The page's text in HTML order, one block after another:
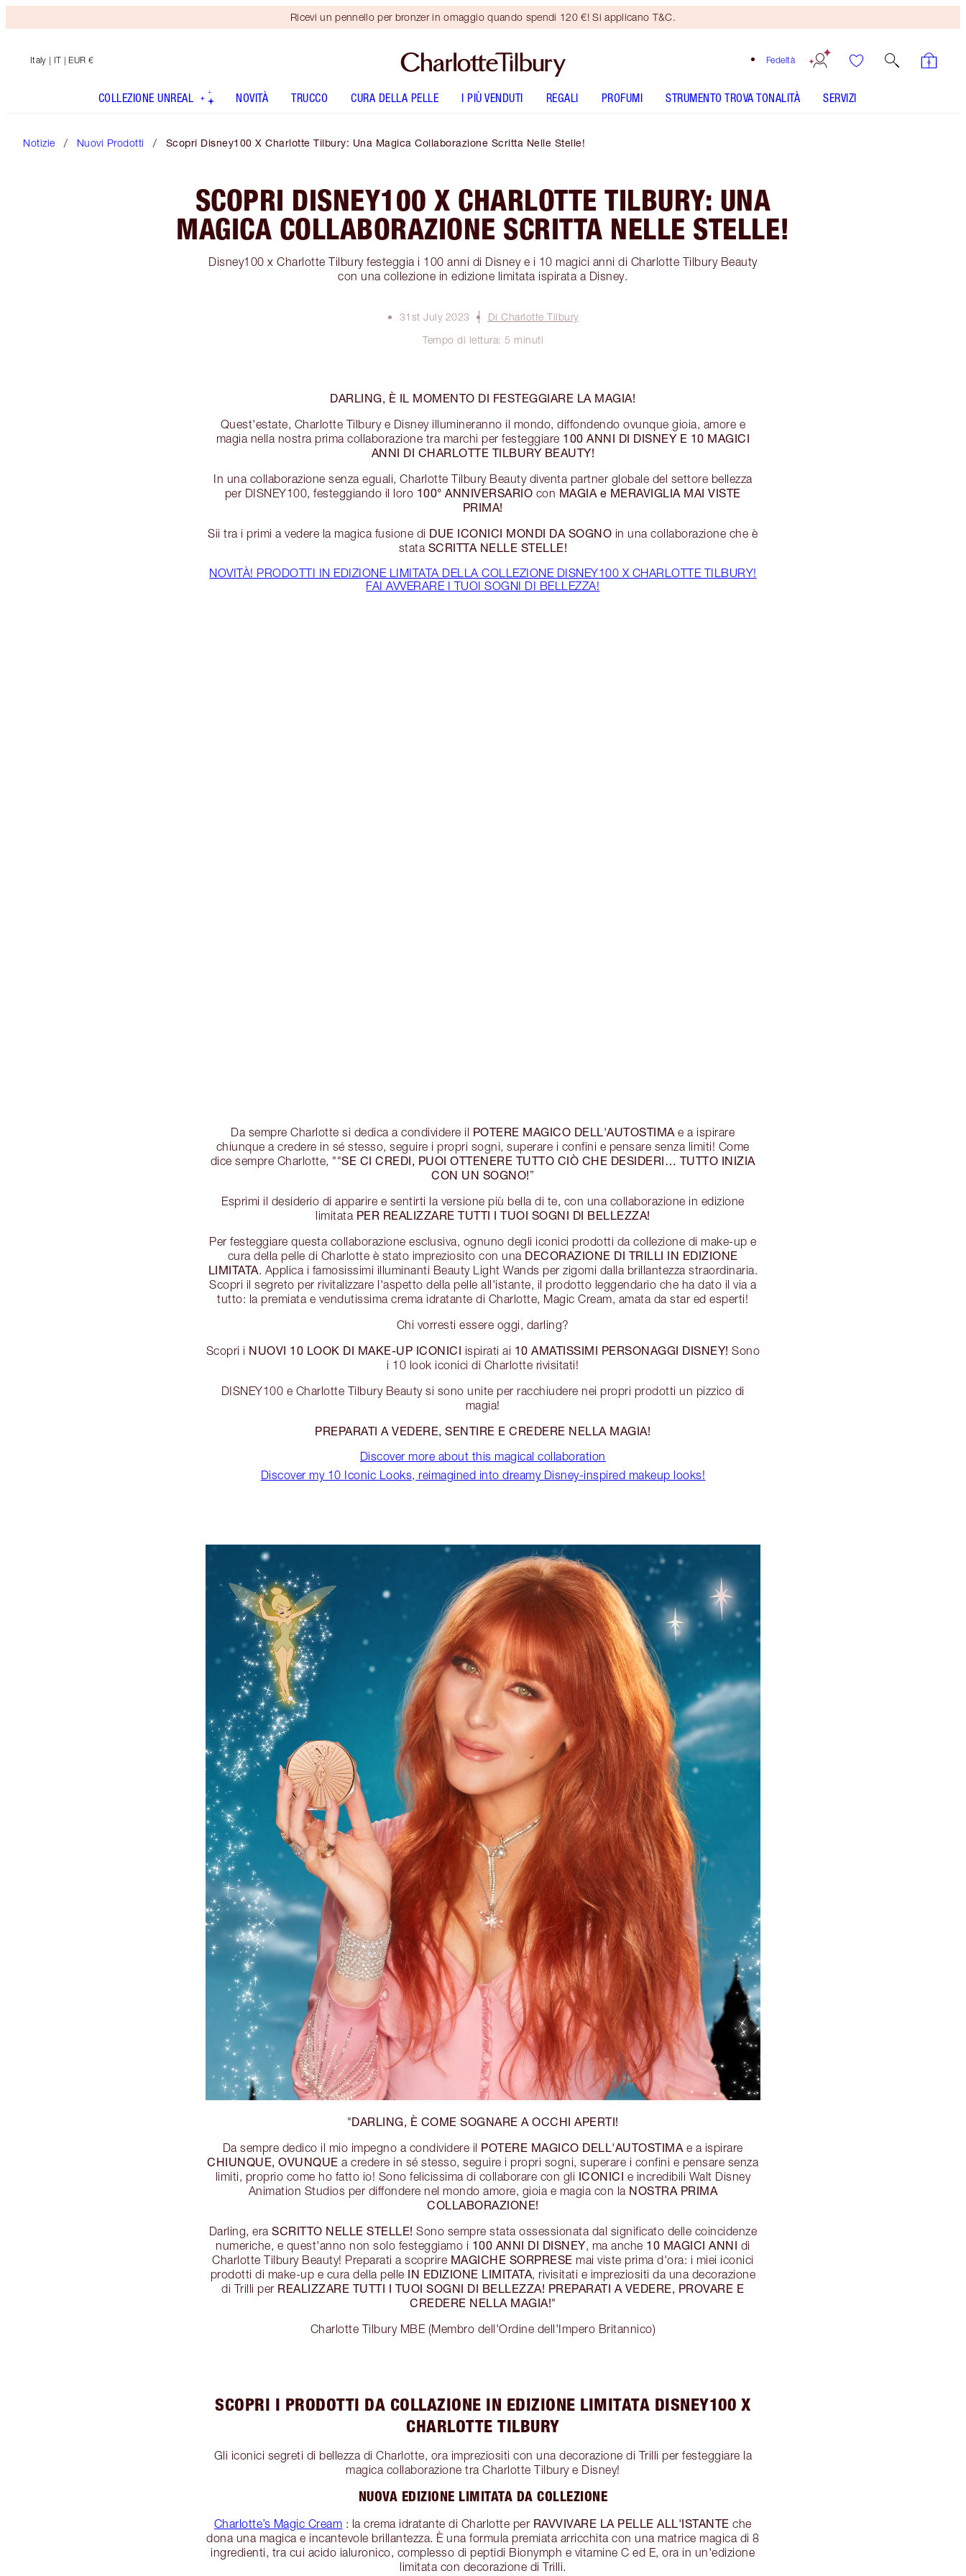
Ricevi un pennello per bronzer in omaggio quando spendi 120 €! Si applicano T&C.
Fedeltà
Italy | IT | EUR €
COLLEZIONE UNREAL NOVITÀ TRUCCO CURA DELLA PELLE I PIÙ VENDUTI REGALI PROFUMI STRUMENTO TROVA TONALITÀ SERVIZI
Notizie Nuovi Prodotti Scopri Disney100 X Charlotte Tilbury: Una Magica Collaborazione Scritta Nelle Stelle!
SCOPRI DISNEY100 X CHARLOTTE TILBURY: UNA
MAGICA COLLABORAZIONE SCRITTA NELLE STELLE!
Disney100 x Charlotte Tilbury festeggia i 100 anni di Disney e i 10 magici anni di Charlotte Tilbury Beauty
con una collezione in edizione limitata ispirata a Disney.
31st July 2023
Di Charlotte Tilbury
Tempo di lettura: 5 minuti
DARLING, È IL MOMENTO DI FESTEGGIARE LA MAGIA!
Quest'estate, Charlotte Tilbury e Disney illumineranno il mondo, diffondendo ovunque gioia, amore e
magia nella nostra prima collaborazione tra marchi per festeggiare 100 ANNI DI DISNEY E 10 MAGICI
ANNI DI CHARLOTTE TILBURY BEAUTY!
In una collaborazione senza eguali, Charlotte Tilbury Beauty diventa partner globale del settore bellezza
per DISNEY100, festeggiando il loro 100° ANNIVERSARIO con MAGIA e MERAVIGLIA MAI VISTE
PRIMA!
Sii tra i primi a vedere la magica fusione di DUE ICONICI MONDI DA SOGNO in una collaborazione che è
stata SCRITTA NELLE STELLE!
NOVITÀ! PRODOTTI IN EDIZIONE LIMITATA DELLA COLLEZIONE DISNEY100 X CHARLOTTE TILBURY!
FAI AVVERARE I TUOI SOGNI DI BELLEZZA!
Da sempre Charlotte si dedica a condividere il POTERE MAGICO DELL'AUTOSTIMA e a ispirare
chiunque a credere in sé stesso, seguire i propri sogni, superare i confini e pensare senza limiti! Come
dice sempre Charlotte, ""SE CI CREDI, PUOI OTTENERE TUTTO CIÒ CHE DESIDERI… TUTTO INIZIA
CON UN SOGNO!”
Esprimi il desiderio di apparire e sentirti la versione più bella di te, con una collaborazione in edizione
limitata PER REALIZZARE TUTTI I TUOI SOGNI DI BELLEZZA!
Per festeggiare questa collaborazione esclusiva, ognuno degli iconici prodotti da collezione di make-up e
cura della pelle di Charlotte è stato impreziosito con una DECORAZIONE DI TRILLI IN EDIZIONE
LIMITATA. Applica i famosissimi illuminanti Beauty Light Wands per zigomi dalla brillantezza straordinaria.
Scopri il segreto per rivitalizzare l'aspetto della pelle all'istante, il prodotto leggendario che ha dato il via a
tutto: la premiata e vendutissima crema idratante di Charlotte, Magic Cream, amata da star ed esperti!
Chi vorresti essere oggi, darling?
Scopri i NUOVI 10 LOOK DI MAKE-UP ICONICI ispirati ai 10 AMATISSIMI PERSONAGGI DISNEY! Sono
i 10 look iconici di Charlotte rivisitati!
DISNEY100 e Charlotte Tilbury Beauty si sono unite per racchiudere nei propri prodotti un pizzico di
magia!
PREPARATI A VEDERE, SENTIRE E CREDERE NELLA MAGIA!
Discover more about this magical collaboration
Discover my 10 Iconic Looks, reimagined into dreamy Disney-inspired makeup looks!
"DARLING, È COME SOGNARE A OCCHI APERTI!
Da sempre dedico il mio impegno a condividere il POTERE MAGICO DELL'AUTOSTIMA e a ispirare
CHIUNQUE, OVUNQUE a credere in sé stesso, seguire i propri sogni, superare i confini e pensare senza
limiti, proprio come ho fatto io! Sono felicissima di collaborare con gli ICONICI e incredibili Walt Disney
Animation Studios per diffondere nel mondo amore, gioia e magia con la NOSTRA PRIMA
COLLABORAZIONE!
Darling, eraSCRITTO NELLE STELLE! Sono sempre stata ossessionata dal significato delle coincidenze
numeriche, e quest'anno non solo festeggiamo i 100 ANNI DI DISNEY, ma anche 10 MAGICI ANNI di
Charlotte Tilbury Beauty! Preparati a scoprire MAGICHE SORPRESE mai viste prima d'ora: i miei iconici
prodotti di make-up e cura della pelle IN EDIZIONE LIMITATA, rivisitati e impreziositi da una decorazione
di Trilli per REALIZZARE TUTTI I TUOI SOGNI DI BELLEZZA! PREPARATI A VEDERE, PROVARE E
CREDERE NELLA MAGIA!"
Charlotte Tilbury MBE (Membro dell'Ordine dell'Impero Britannico)
SCOPRI I PRODOTTI DA COLLAZIONE IN EDIZIONE LIMITATA DISNEY100 X
CHARLOTTE TILBURY
Gli iconici segreti di bellezza di Charlotte, ora impreziositi con una decorazione di Trilli per festeggiare la
magica collaborazione tra Charlotte Tilbury e Disney!
NUOVA EDIZIONE LIMITATA DA COLLEZIONE
Charlotte’s Magic Cream : la crema idratante di Charlotte per RAVVIVARE LA PELLE ALL'ISTANTE che
dona una magica e incantevole brillantezza. È una formula premiata arricchita con una matrice magica di 8
ingredienti, tra cui acido ialuronico, complesso di peptidi Bionymph e vitamine C ed E, ora in un'edizione
limitata con decorazione di Trilli.